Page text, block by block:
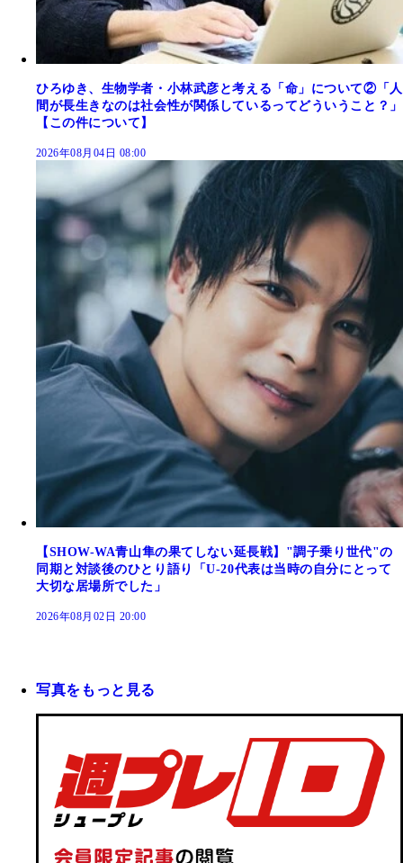
ひろゆき、生物学者・小林武彦と考える「命」について②「人
間が長生きなのは社会性が関係しているってどういうこと？」
【この件について】
2026年08月04日 08:00
【SHOW-WA青山隼の果てしない延長戦】"調子乗り世代"の
同期と対談後のひとり語り「U-20代表は当時の自分にとって
大切な居場所でした」
2026年08月02日 20:00
写真をもっと見る